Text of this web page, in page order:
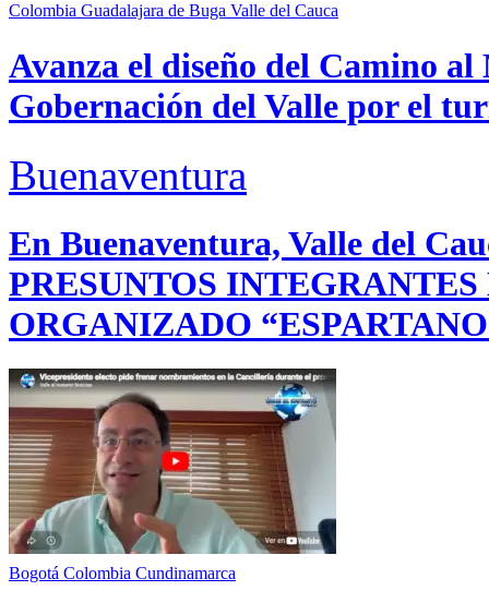
Colombia Guadalajara de Buga Valle del Cauca
Avanza el diseño del Camino
Gobernación del Valle por el
Buenaventura
En Buenaventura, Valle del
PRESUNTOS
ORGANIZADO
Bogotá Colombia Cundinamarca